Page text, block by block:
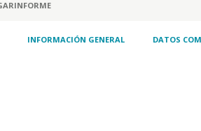
INFORME
INFORMACIÓN GENERAL DATOS